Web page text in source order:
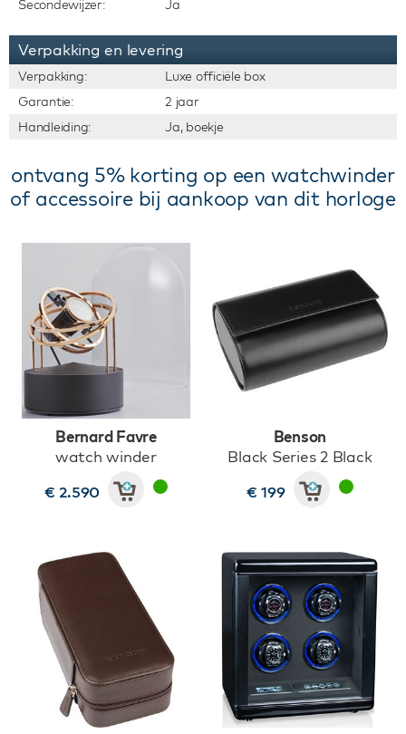
Secondewijzer: Ja
Verpakking en levering
Verpakking:
Luxe officiële box
Garantie:
2 jaar
Handleiding:
Ja, boekje
ontvang 5% korting op een watchwinder
of accessoire bij aankoop van dit horloge
Bernard Favre
watch winder
€ 2.590
Benson
Black Series 2 Black
€ 199